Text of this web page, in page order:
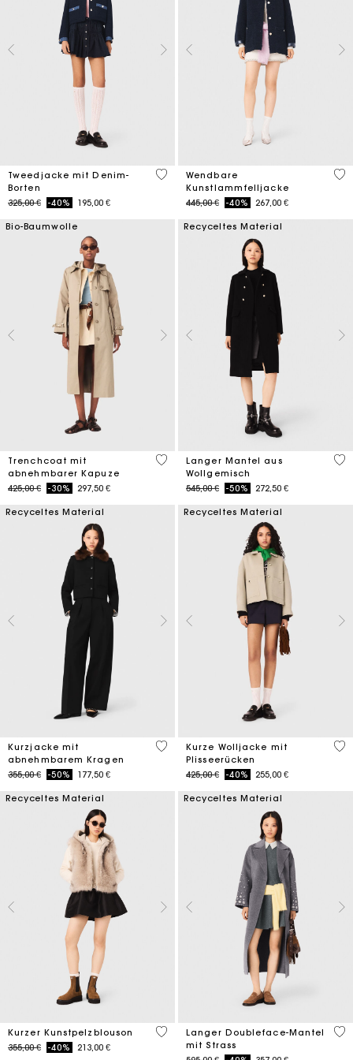
Tweedjacke mit Denim-
Borten
Price reduced from
325,00 €to-40% 195,00 €
5 out of 5 Customer Rating
Wendbare
Kunstlammfelljacke
Price reduced from
445,00 €to-40% 267,00 €
4,8
Bio-Baumwolle
Trenchcoat mit
abnehmbarer Kapuze
Price reduced from
425,00 €to-30% 297,50 €
4,1 out of 5 Customer Rating
Recyceltes Material
Langer Mantel aus
Wollgemisch
Price reduced from
545,00 €to-50% 272,50 €
4,4
Recyceltes Material
Kurzjacke mit
abnehmbarem Kragen
Price reduced from
355,00 €to-50% 177,50 €
4,1 out of 5 Customer Rating
Recyceltes Material
Kurze Wolljacke mit
Plisseerücken
Price reduced from
425,00 €to-40% 255,00 €
3,4
Recyceltes Material
Kurzer Kunstpelzblouson
Price reduced from
355,00 €to-40% 213,00 €
4,5 out of 5 Customer Rating
Recyceltes Material
Langer Doubleface-Mantel
mit Strass
3,3